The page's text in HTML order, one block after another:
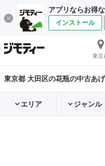
アプリならお得
インストール
東京
東京都 大田区の花瓶の中古あ
エリア ジャンル